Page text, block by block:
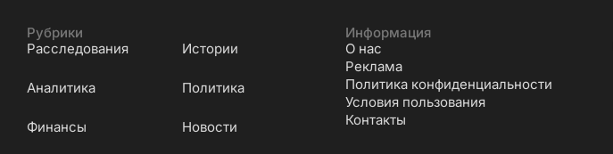
Рубрики
Расследования
Истории
Аналитика Политика
Финансы Новости
Информация
О нас
Реклама
Политика конфиденциальности
Условия пользования
Контакты